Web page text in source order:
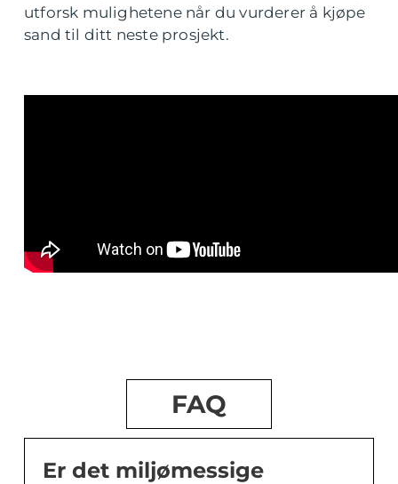
utforsk mulighetene når du vurderer å kjøpe
sand til ditt neste prosjekt.
FAQ
Er det miljømessige